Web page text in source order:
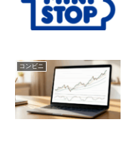
コンビニ